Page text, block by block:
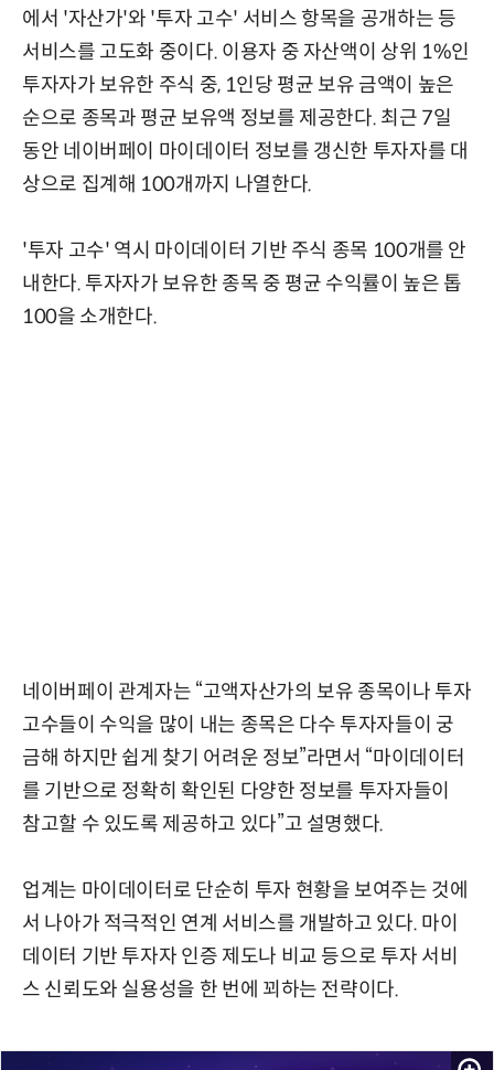
에서 '자산가'와 '투자 고수' 서비스 항목을 공개하는 등
서비스를 고도화 중이다. 이용자 중 자산액이 상위 1%인
투자자가 보유한 주식 중, 1인당 평균 보유 금액이 높은
순으로 종목과 평균 보유액 정보를 제공한다. 최근 7일
동안 네이버페이 마이데이터 정보를 갱신한 투자자를 대
상으로 집계해 100개까지 나열한다.
'투자 고수' 역시 마이데이터 기반 주식 종목 100개를 안
내한다. 투자자가 보유한 종목 중 평균 수익률이 높은 톱
100을 소개한다.
네이버페이 관계자는 “고액자산가의 보유 종목이나 투자
고수들이 수익을 많이 내는 종목은 다수 투자자들이 궁
금해 하지만 쉽게 찾기 어려운 정보”라면서 “마이데이터
를 기반으로 정확히 확인된 다양한 정보를 투자자들이
참고할 수 있도록 제공하고 있다”고 설명했다.
업계는 마이데이터로 단순히 투자 현황을 보여주는 것에
서 나아가 적극적인 연계 서비스를 개발하고 있다. 마이
데이터 기반 투자자 인증 제도나 비교 등으로 투자 서비
스 신뢰도와 실용성을 한 번에 꾀하는 전략이다.